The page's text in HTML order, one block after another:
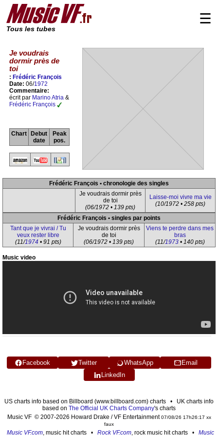
Tous les tubes
☰
Je voudrais
dormir près de
toi
: Frédéric François
Date: 06/1972
Commentaire:
écrit par Marino Atria &
Frédéric François
Chart
Debut
date
Peak
pos.
Frédéric François • chronologie des singles
Je voudrais dormir près
de toi
(06/1972 • 139 pts)
Laisse-moi vivre ma vie
(10/1972 • 258 pts)
Frédéric François • singles par points
Tant que je vivrai / Tu
veux rester libre
(11/1974• 91 pts)
Je voudrais dormir près
de toi
(06/1972 • 139 pts)
Viens te perdre dans mes
bras
(11/1973• 140 pts)
Music video
Facebook Twitter WhatsApp
Email
LinkedIn
US charts info based on Billboard (www.billboard.com) charts • UK charts info
based on The Official UK Charts Company's charts
Music VF © 2007-2026 Howard Drake / VF Entertainment07/08/26 17h26:17 xx
faux
Music VF.com, music hit charts • Rock VF.com, rock music hit charts • Music